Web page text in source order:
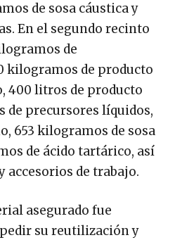
de sosa cáustica y
En el segundo recinto
de
kilogramos de producto
400 litros de producto
de precursores líquidos,
653 kilogramos de sosa
de ácido tartárico, así
de trabajo.
asegurado fue
su reutilización y